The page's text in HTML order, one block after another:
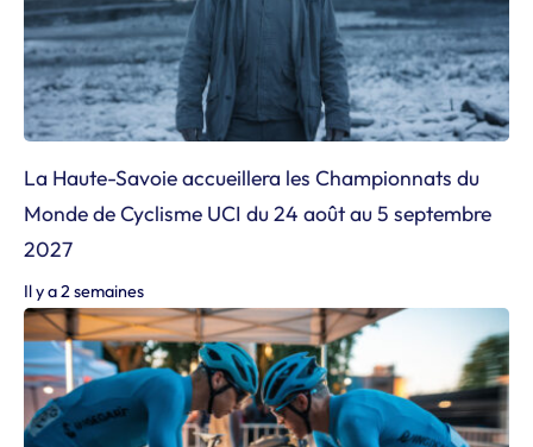
La Haute-Savoie accueillera les Championnats du
Monde de Cyclisme UCI du 24 août au 5 septembre
2027
Il y a 2 semaines